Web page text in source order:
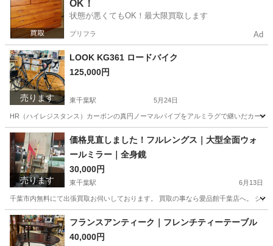
OK！
状態が悪くてもOK！最大限買取します
プリフラ Ad
売ります
LOOK KG361 ロードバイク
125,000円
東千葉駅 5月24日
HR（ハイレジスタンス）カーボンの真円ノーマルパイプをアルミラグで継いだカー
千葉 千葉市 東千葉駅 ロードバイク LOOK
売ります
価格見直しました！フルレングス｜大型全面ウォ
ールミラー｜全身鏡
30,000円
東千葉駅 6月13日
千葉市内無料にて出張買取お伺いしております。 買取の事なら愛品館千葉店へ。 シ
千葉 千葉市 東千葉駅
フランスアンティーク｜フレンチティーテーブル
40,000円